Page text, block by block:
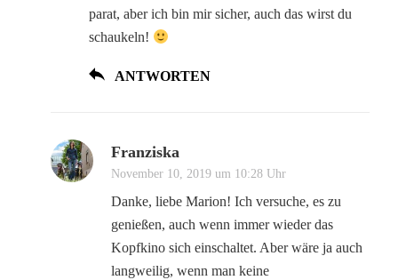
parat, aber ich bin mir sicher, auch das wirst du
schaukeln!
ANTWORTEN
Franziska
November 10, 2019 um 10:28 Uhr
Danke, liebe Marion! Ich versuche, es zu
genießen, auch wenn immer wieder das
Kopfkino sich einschaltet. Aber wäre ja auch
langweilig, wenn man keine